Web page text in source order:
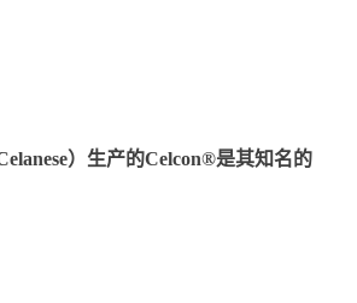
）生产的Celcon®是其知名的